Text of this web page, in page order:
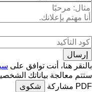
بالنقر هنا، أنت توافق على
ستتم معالجة بياناتك
PDF مشاركة
شكوى